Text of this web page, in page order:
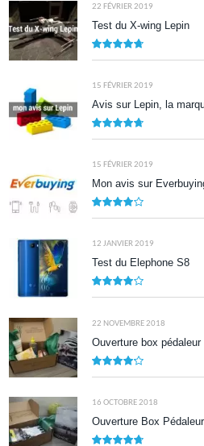
22 FÉVRIER 2019
Test du X-wing Lepin
15 FÉVRIER 2019
Avis sur Lepin, la
15 FÉVRIER 2019
Mon avis sur
12 JANVIER 2019
Test du Elephone S8
22 NOVEMBRE 2018
Ouverture box
16 OCTOBRE 2018
Ouverture Box